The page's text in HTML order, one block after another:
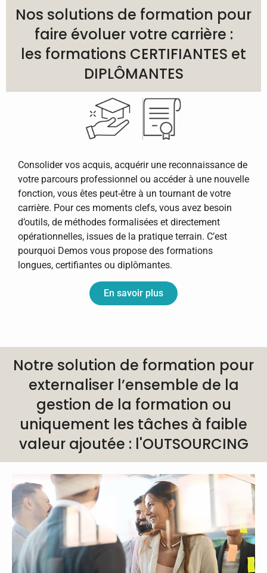
Nos solutions de formation pour
faire évoluer votre carrière :
les formations CERTIFIANTES et
DIPLÔMANTES
Consolider vos acquis, acquérir une reconnaissance de
votre parcours professionnel ou accéder à une nouvelle
fonction, vous êtes peut-être à un tournant de votre
carrière. Pour ces moments clefs, vous avez besoin
d’outils, de méthodes formalisées et directement
opérationnelles, issues de la pratique terrain. C’est
pourquoi Demos vous propose des formations
longues, certifiantes ou diplômantes.
En savoir plus
Notre solution de formation pour
externaliser l’ensemble de la
gestion de la formation ou
uniquement les tâches à faible
valeur ajoutée : l'OUTSOURCING